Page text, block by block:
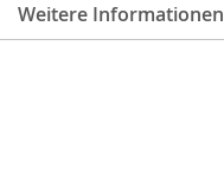
Weitere Informationen